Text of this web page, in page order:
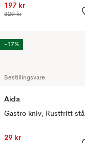
197 kr
329 kr
Bestillingsvare
Aida
Gastro kniv, Rustfritt stål
29 kr
-17%